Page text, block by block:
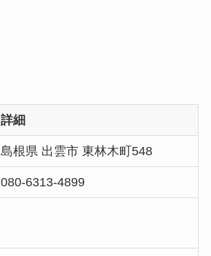
詳細
島根県 出雲市 東林木町548
080-6313-4899